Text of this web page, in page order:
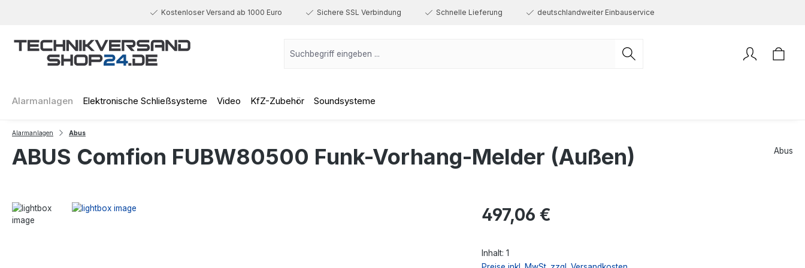
Kostenloser Versand ab 1000 Euro Sichere SSL Verbindung Schnelle Lieferung deutschlandweiter Einbauservice
Alarmanlagen Elektronische Schließsysteme Video KfZ-Zubehör Soundsysteme
Alarmanlagen Abus
ABUS Comfion FUBW80500 Funk-Vorhang-Melder (Außen) Abus
Regulärer Preis:
497,06 €
Inhalt: 1